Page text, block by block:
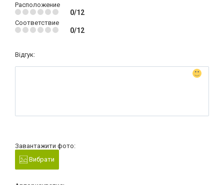
Расположение
0/12
Соответствие
0/12
Відгук:
Завантажити фото:
Вибрати